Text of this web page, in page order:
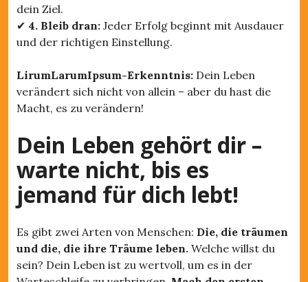
dein Ziel.
✔ 4. Bleib dran: Jeder Erfolg beginnt mit Ausdauer
und der richtigen Einstellung.
LirumLarumIpsum-Erkenntnis: Dein Leben
verändert sich nicht von allein – aber du hast die
Macht, es zu verändern!
Dein Leben gehört dir –
warte nicht, bis es
jemand für dich lebt!
Es gibt zwei Arten von Menschen: Die, die träumen
und die, die ihre Träume leben. Welche willst du
sein? Dein Leben ist zu wertvoll, um es in der